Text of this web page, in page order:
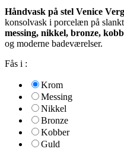
Håndvask på stel Venice
konsolvask i porcelæn på
messing, nikkel, bronze,
og moderne badeværelser.
Fås i :
Krom
Messing
Nikkel
Bronze
Kobber
Guld